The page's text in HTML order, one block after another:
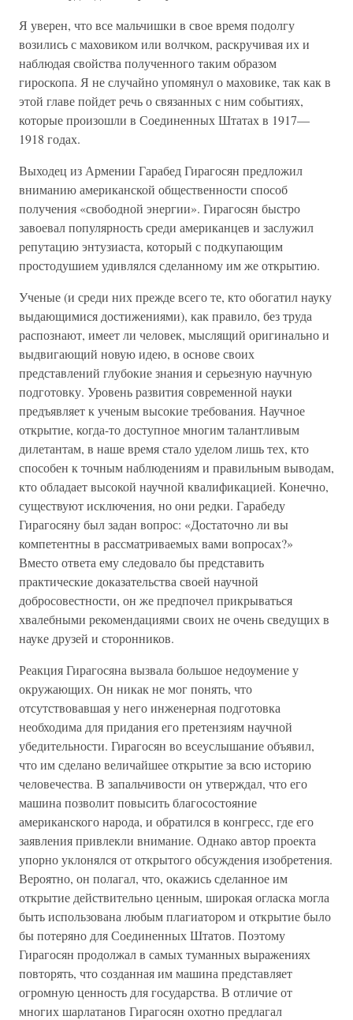
Я уверен, что все мальчишки в свое время подолгу
возились с маховиком или волчком, раскручивая их и
наблюдая свойства полученного таким образом
гироскопа. Я не случайно упомянул о маховике, так как в
этой главе пойдет речь о связанных с ним событиях,
которые произошли в Соединенных Штатах в 1917—
1918 годах.
Выходец из Армении Гарабед Гирагосян предложил
вниманию американской общественности способ
получения «свободной энергии». Гирагосян быстро
завоевал популярность среди американцев и заслужил
репутацию энтузиаста, который с подкупающим
простодушием удивлялся сделанному им же открытию.
Ученые (и среди них прежде всего те, кто обогатил науку
выдающимися достижениями), как правило, без труда
распознают, имеет ли человек, мыслящий оригинально и
выдвигающий новую идею, в основе своих
представлений глубокие знания и серьезную научную
подготовку. Уровень развития современной науки
предъявляет к ученым высокие требования. Научное
открытие, когда-то доступное многим талантливым
дилетантам, в наше время стало уделом лишь тех, кто
способен к точным наблюдениям и правильным выводам,
кто обладает высокой научной квалификацией. Конечно,
существуют исключения, но они редки. Гарабеду
Гирагосяну был задан вопрос: «Достаточно ли вы
компетентны в рассматриваемых вами вопросах?»
Вместо ответа ему следовало бы представить
практические доказательства своей научной
добросовестности, он же предпочел прикрываться
хвалебными рекомендациями своих не очень сведущих в
науке друзей и сторонников.
Реакция Гирагосяна вызвала большое недоумение у
окружающих. Он никак не мог понять, что
отсутствовавшая у него инженерная подготовка
необходима для придания его претензиям научной
убедительности. Гирагосян во всеуслышание объявил,
что им сделано величайшее открытие за всю историю
человечества. В запальчивости он утверждал, что его
машина позволит повысить благосостояние
американского народа, и обратился в конгресс, где его
заявления привлекли внимание. Однако автор проекта
упорно уклонялся от открытого обсуждения изобретения.
Вероятно, он полагал, что, окажись сделанное им
открытие действительно ценным, широкая огласка могла
быть использована любым плагиатором и открытие было
бы потеряно для Соединенных Штатов. Поэтому
Гирагосян продолжал в самых туманных выражениях
повторять, что созданная им машина представляет
огромную ценность для государства. В отличие от
многих шарлатанов Гирагосян охотно предлагал